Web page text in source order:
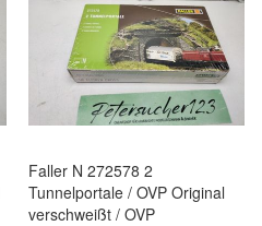
Faller N 272578 2
Tunnelportale / OVP Original
verschweißt / OVP